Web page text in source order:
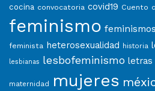
cocina convocatoria covid19 Cuento
feminismo feminismos
feminista heterosexualidad historia
lesbianas lesbofeminismo letras
maternidad mujeres